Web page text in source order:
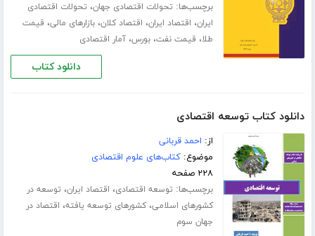
برچسب‌ها: تحولات اقتصادی جهان، تحولات اقتصادی
ایران، اقتصاد ایران، اقتصاد کلان،بازارهای مالی، قیمت
طلا، قیمت نفت،بورس،آمار اقتصادی
دانلود کتاب
دانلود کتاب توسعه اقتصادی
از: احمد قربانی
موضوع:کتاب‌های علوم اقتصادی
۲۲۸ صفحه
برچسب‌ها: توسعه اقتصادی، اقتصاد ایران، توسعه در
کشورهای اسلامی،کشورهای توسعه یافته، اقتصاد در
جهان سوم